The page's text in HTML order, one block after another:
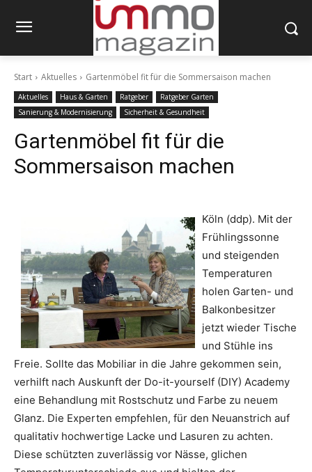
Start Aktuelles Gartenmöbel fit für die Sommersaison machen
Aktuelles Haus & Garten Ratgeber
Ratgeber Garten
Sanierung & Modernisierung
Sicherheit & Gesundheit
Gartenmöbel fit für die
Sommersaison machen
Köln (ddp). Mit der
Frühlingssonne
und steigenden
Temperaturen
holen Garten- und
Balkonbesitzer
jetzt wieder Tische
und Stühle ins
Freie. Sollte das Mobiliar in die Jahre gekommen sein,
verhilft nach Auskunft der Do-it-yourself (DIY) Academy
eine Behandlung mit Rostschutz und Farbe zu neuem
Glanz. Die Experten empfehlen, für den Neuanstrich auf
qualitativ hochwertige Lacke und Lasuren zu achten.
Diese schützten zuverlässig vor Nässe, glichen